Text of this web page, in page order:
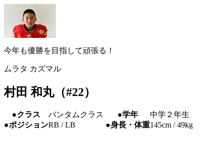
今年も優勝を目指して頑張る！
ムラタ カズマル
村田 和丸（#22）
●クラス バンタムクラス ●学年
中学２年生
●ポジションRB / LB ●身長・体重145cm / 49kg